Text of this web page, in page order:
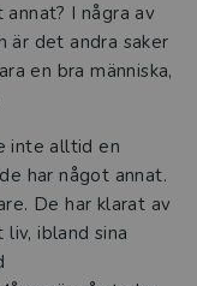
I några av
är det andra saker
en bra människa,
inte alltid en
har något annat.
De har klarat av
ibland sina